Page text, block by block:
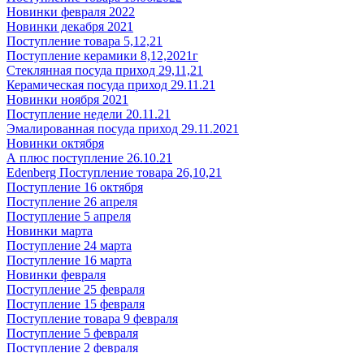
Новинки февраля 2022
Новинки декабря 2021
Поступление товара 5,12,21
Поступление керамики 8,12,2021г
Стеклянная посуда приход 29,11,21
Керамическая посуда приход 29.11.21
Новинки ноября 2021
Поступление недели 20.11.21
Эмалированная посуда приход 29.11.2021
Новинки октября
А плюс поступление 26.10.21
Edenberg Поступление товара 26,10,21
Поступление 16 октября
Поступление 26 апреля
Поступление 5 апреля
Новинки марта
Поступление 24 марта
Поступление 16 марта
Новинки февраля
Поступление 25 февраля
Поступление 15 февраля
Поступление товара 9 февраля
Поступление 5 февраля
Поступление 2 февраля